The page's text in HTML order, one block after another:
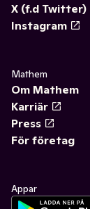
X (f.d Twitter)
Instagram
Mathem
Om Mathem
Karriär
Press
För företag
Appar